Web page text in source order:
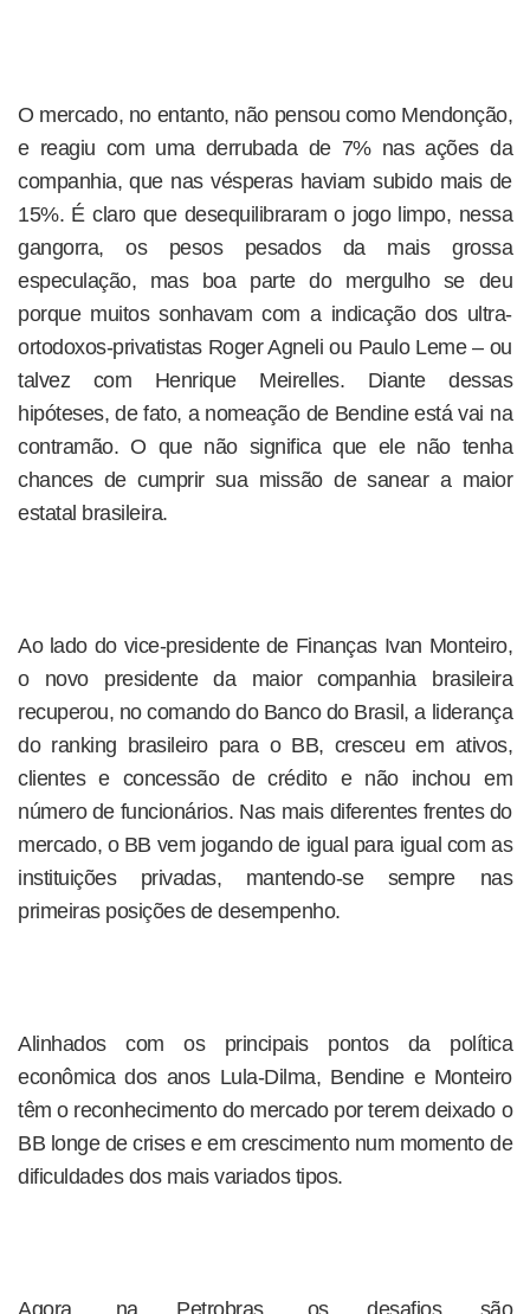
O mercado, no entanto, não pensou como Mendonção,
e reagiu com uma derrubada de 7% nas ações da
companhia, que nas vésperas haviam subido mais de
15%. É claro que desequilibraram o jogo limpo, nessa
gangorra, os pesos pesados da mais grossa
especulação, mas boa parte do mergulho se deu
porque muitos sonhavam com a indicação dos ultra-
ortodoxos-privatistas Roger Agneli ou Paulo Leme – ou
talvez com Henrique Meirelles. Diante dessas
hipóteses, de fato, a nomeação de Bendine está vai na
contramão. O que não significa que ele não tenha
chances de cumprir sua missão de sanear a maior
estatal brasileira.
Ao lado do vice-presidente de Finanças Ivan Monteiro,
o novo presidente da maior companhia brasileira
recuperou, no comando do Banco do Brasil, a liderança
do ranking brasileiro para o BB, cresceu em ativos,
clientes e concessão de crédito e não inchou em
número de funcionários. Nas mais diferentes frentes do
mercado, o BB vem jogando de igual para igual com as
instituições privadas, mantendo-se sempre nas
primeiras posições de desempenho.
Alinhados com os principais pontos da política
econômica dos anos Lula-Dilma, Bendine e Monteiro
têm o reconhecimento do mercado por terem deixado o
BB longe de crises e em crescimento num momento de
dificuldades dos mais variados tipos.
Agora, na Petrobras, os desafios são